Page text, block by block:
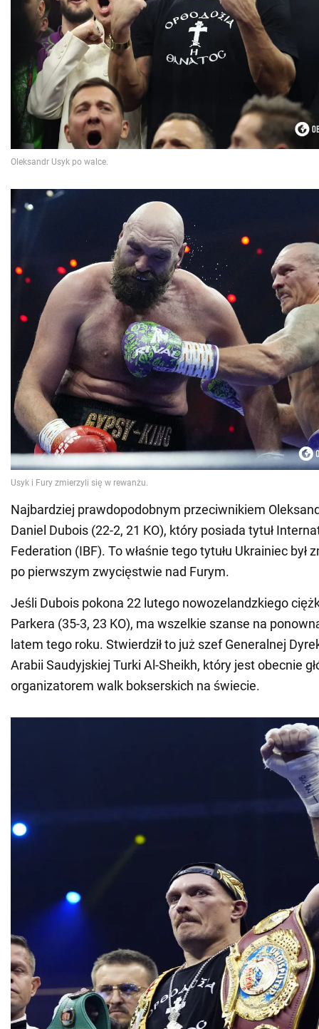
Najbardziej prawdopodobnym przeciwnikiem
Daniel Dubois (22-2, 21 KO), który posiada tytuł
Federation (IBF). To właśnie tego tytułu Ukrainiec był
po pierwszym zwycięstwie nad Furym.
Jeśli Dubois pokona 22 lutego nowozelandzkiego
Parkera (35-3, 23 KO), ma wszelkie szanse na
latem tego roku. Stwierdził to już szef Generalnej
Arabii Saudyjskiej Turki Al-Sheikh, który jest obecnie
organizatorem walk bokserskich na świecie.